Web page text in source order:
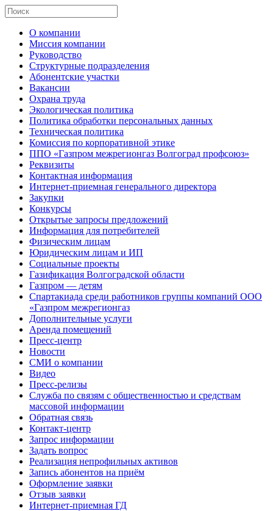
О компании
Миссия компании
Руководство
Структурные подразделения
Абонентские участки
Вакансии
Охрана труда
Экологическая политика
Политика обработки персональных данных
Техническая политика
Комиссия по корпоративной этике
ППО «Газпром межрегионгаз Волгоград профсоюз»
Реквизиты
Контактная информация
Интернет-приемная генерального директора
Закупки
Конкурсы
Открытые запросы предложений
Информация для потребителей
Физическим лицам
Юридическим лицам и ИП
Социальные проекты
Газификация Волгоградской области
Газпром — детям
Спартакиада среди работников группы компаний ООО
«Газпром межрегионгаз
Дополнительные услуги
Аренда помещений
Пресс-центр
Новости
СМИ о компании
Видео
Пресс-релизы
Служба по связям с общественностью и средствам
массовой информации
Обратная связь
Контакт-центр
Запрос информации
Задать вопрос
Реализация непрофильных активов
Запись абонентов на приём
Оформление заявки
Отзыв заявки
Интернет-приемная ГД